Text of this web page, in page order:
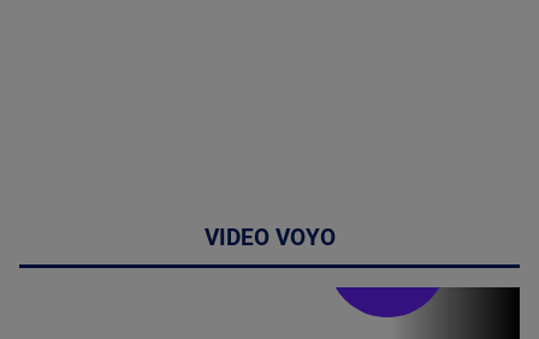
VIDEO VOYO